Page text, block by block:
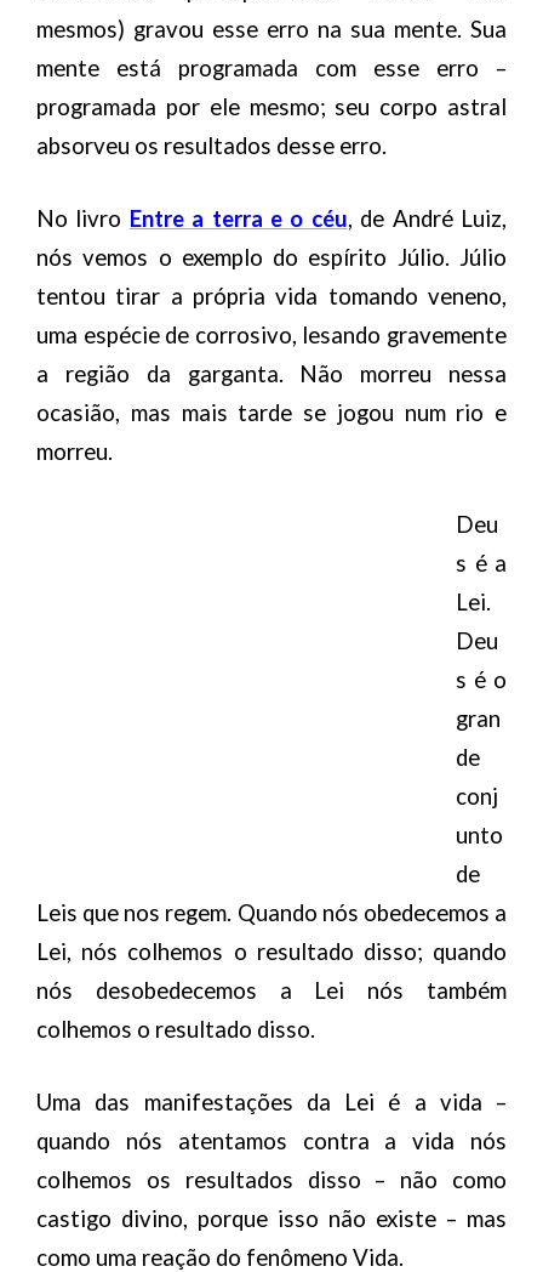
mesmos) gravou esse erro na sua mente. Sua
mente está programada com esse erro –
programada por ele mesmo; seu corpo astral
absorveu os resultados desse erro.
No livro Entre a terra e o céu, de André Luiz,
nós vemos o exemplo do espírito Júlio. Júlio
tentou tirar a própria vida tomando veneno,
uma espécie de corrosivo, lesando gravemente
a região da garganta. Não morreu nessa
ocasião, mas mais tarde se jogou num rio e
morreu.
Deu
s é a
Lei.
Deu
s é o
gran
de
conj
unto
de
Leis que nos regem. Quando nós obedecemos a
Lei, nós colhemos o resultado disso; quando
nós desobedecemos a Lei nós também
colhemos o resultado disso.
Uma das manifestações da Lei é a vida –
quando nós atentamos contra a vida nós
colhemos os resultados disso – não como
castigo divino, porque isso não existe – mas
como uma reação do fenômeno Vida.